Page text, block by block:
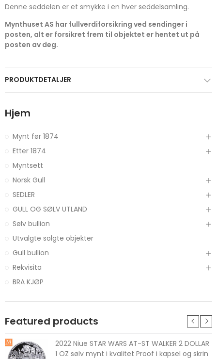
Denne seddelen er et smykke i en hver seddelsamling.
Mynthuset AS har fullverdiforsikring ved sendinger i
posten, alt er forsikret frem til objektet er hentet ut på
posten av deg.
PRODUKTDETALJER
Hjem
Mynt før 1874
Etter 1874
Myntsett
Norsk Gull
SEDLER
GULL OG SØLV UTLAND
Sølv bullion
Utvalgte solgte objekter
Gull bullion
Rekvisita
BRA KJØP
Featured products
2022 Niue STAR WARS AT-ST WALKER 2 DOLLAR
1 OZ sølv mynt i kvalitet Proof i kapsel og skrin